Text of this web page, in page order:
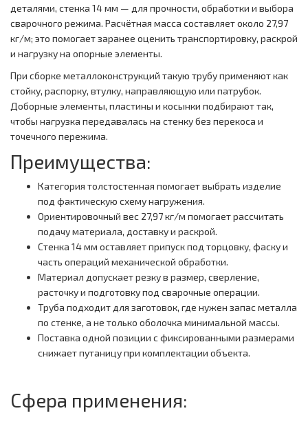
деталями, стенка 14 мм — для прочности, обработки и выбора
сварочного режима. Расчётная масса составляет около 27,97
кг/м; это помогает заранее оценить транспортировку, раскрой
и нагрузку на опорные элементы.
При сборке металлоконструкций такую трубу применяют как
стойку, распорку, втулку, направляющую или патрубок.
Доборные элементы, пластины и косынки подбирают так,
чтобы нагрузка передавалась на стенку без перекоса и
точечного пережима.
Преимущества:
Категория толстостенная помогает выбрать изделие
под фактическую схему нагружения.
Ориентировочный вес 27,97 кг/м помогает рассчитать
подачу материала, доставку и раскрой.
Стенка 14 мм оставляет припуск под торцовку, фаску и
часть операций механической обработки.
Материал допускает резку в размер, сверление,
расточку и подготовку под сварочные операции.
Труба подходит для заготовок, где нужен запас металла
по стенке, а не только оболочка минимальной массы.
Поставка одной позиции с фиксированными размерами
снижает путаницу при комплектации объекта.
Сфера применения: